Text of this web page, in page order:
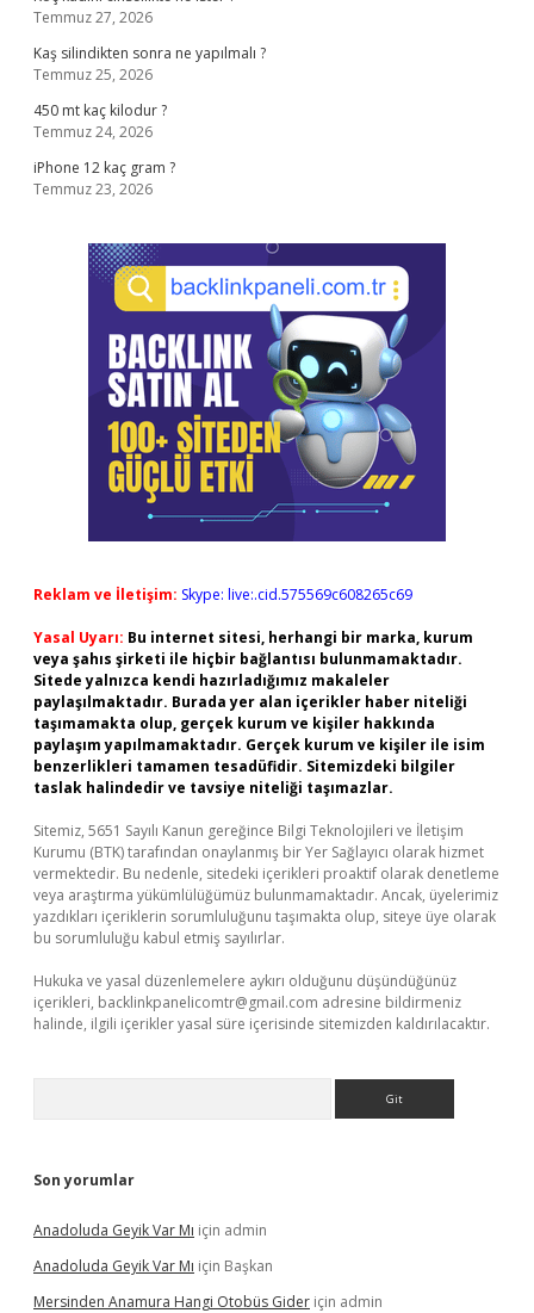
Temmuz 27, 2026
Kaş silindikten sonra ne yapılmalı ?
Temmuz 25, 2026
450 mt kaç kilodur ?
Temmuz 24, 2026
iPhone 12 kaç gram ?
Temmuz 23, 2026
Reklam ve İletişim: Skype: live:.cid.575569c608265c69
Yasal Uyarı: Bu internet sitesi, herhangi bir marka, kurum
veya şahıs şirketi ile hiçbir bağlantısı bulunmamaktadır.
Sitede yalnızca kendi hazırladığımız makaleler
paylaşılmaktadır. Burada yer alan içerikler haber niteliği
taşımamakta olup, gerçek kurum ve kişiler hakkında
paylaşım yapılmamaktadır. Gerçek kurum ve kişiler ile isim
benzerlikleri tamamen tesadüfidir. Sitemizdeki bilgiler
taslak halindedir ve tavsiye niteliği taşımazlar.
Sitemiz, 5651 Sayılı Kanun gereğince Bilgi Teknolojileri ve İletişim
Kurumu (BTK) tarafından onaylanmış bir Yer Sağlayıcı olarak hizmet
vermektedir. Bu nedenle, sitedeki içerikleri proaktif olarak denetleme
veya araştırma yükümlülüğümüz bulunmamaktadır. Ancak, üyelerimiz
yazdıkları içeriklerin sorumluluğunu taşımakta olup, siteye üye olarak
bu sorumluluğu kabul etmiş sayılırlar.
Hukuka ve yasal düzenlemelere aykırı olduğunu düşündüğünüz
içerikleri, backlinkpanelicomtr@gmail.com adresine bildirmeniz
halinde, ilgili içerikler yasal süre içerisinde sitemizden kaldırılacaktır.
Son yorumlar
Anadoluda Geyik Var Mı için admin
Anadoluda Geyik Var Mı için Başkan
Mersinden Anamura Hangi Otobüs Gider için admin